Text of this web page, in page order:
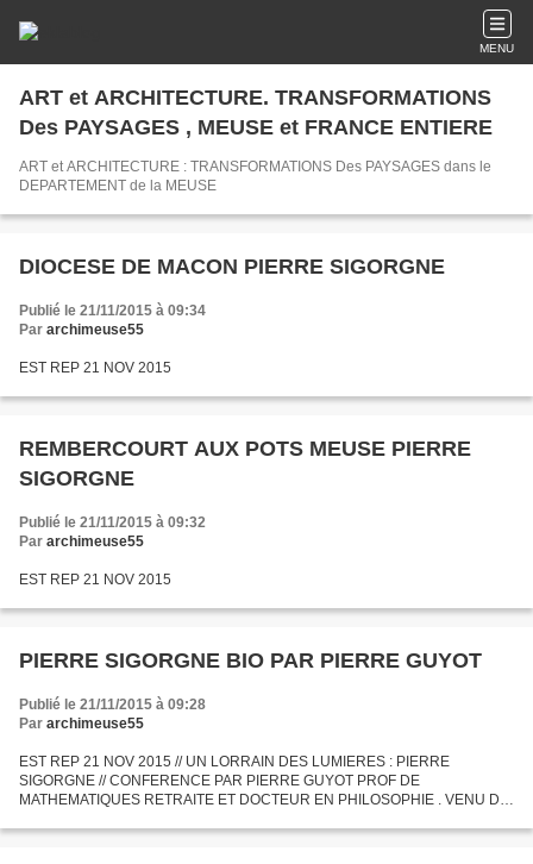
MENU
ART et ARCHITECTURE. TRANSFORMATIONS
Des PAYSAGES , MEUSE et FRANCE ENTIERE
ART et ARCHITECTURE : TRANSFORMATIONS Des PAYSAGES dans le
DEPARTEMENT de la MEUSE
DIOCESE DE MACON PIERRE SIGORGNE
Publié le 21/11/2015 à 09:34
Par archimeuse55
EST REP 21 NOV 2015
REMBERCOURT AUX POTS MEUSE PIERRE
SIGORGNE
Publié le 21/11/2015 à 09:32
Par archimeuse55
EST REP 21 NOV 2015
PIERRE SIGORGNE BIO PAR PIERRE GUYOT
Publié le 21/11/2015 à 09:28
Par archimeuse55
EST REP 21 NOV 2015 // UN LORRAIN DES LUMIERES : PIERRE
SIGORGNE // CONFERENCE PAR PIERRE GUYOT PROF DE
MATHEMATIQUES RETRAITE ET DOCTEUR EN PHILOSOPHIE . VENU DE